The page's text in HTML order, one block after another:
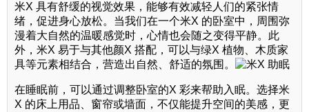
米X 具有舒缓的视觉效果，能够有效减轻人们的紧张情
绪，促进身心放松。当我们在一个米X 的卧室中，周围弥
漫着大自然的温暖感觉时，心情也会随之变得平静。此
外，米X 易于与其他颜X 搭配，可以与绿X 植物、木质家
具等元素相结合，营造出自然、舒适的氛围。
在睡眠前，可以通过调整卧室的X 彩来帮助入眠。选择米
X 的床上用品、窗帘或墙面，不仅能提升空间的美感，更